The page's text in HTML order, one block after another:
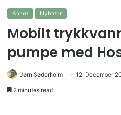
Annet Nyheter
Mobilt
pumpe med
Jørn Søderholm 12. December
2 minutes read